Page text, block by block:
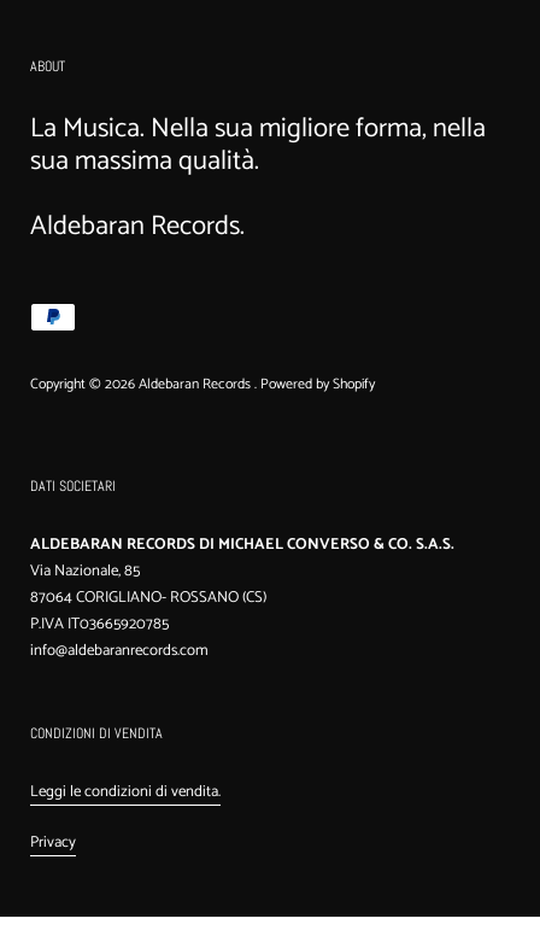
ABOUT
La Musica. Nella sua migliore forma, nella
sua massima qualità.
Aldebaran Records.
Copyright © 2026Aldebaran Records. Powered by Shopify
DATI SOCIETARI
ALDEBARAN RECORDS DI MICHAEL CONVERSO & CO. S.A.S.
Via Nazionale, 85
87064 CORIGLIANO- ROSSANO (CS)
P.IVA IT03665920785
info@aldebaranrecords.com
CONDIZIONI DI VENDITA
Leggi le condizioni di vendita.
Privacy